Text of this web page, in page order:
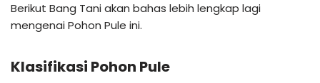
Berikut Bang Tani akan bahas lebih lengkap lagi
mengenai Pohon Pule ini.
Klasifikasi Pohon Pule